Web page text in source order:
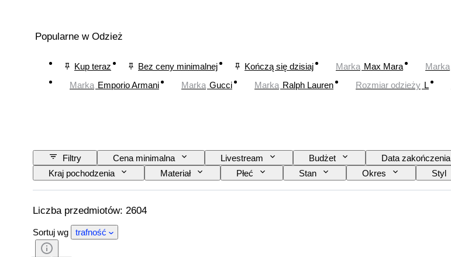
Popularne w Odzież
Kup teraz Bez ceny minimalnej Kończą się dzisiaj Marka Max Mara Marka
Marka Emporio Armani Marka Gucci Marka Ralph Lauren Rozmiar odzieży L
Filtry Cena minimalna Livestream Budżet Data zakończenia
Kraj pochodzenia
Materiał Płeć Stan Okres Styl
Rozmiar na przedmiocie
Era Wzór Rozmiar kołnierzyka koszuli
Liczba przedmiotów: 2604
Sortuj wg trafność